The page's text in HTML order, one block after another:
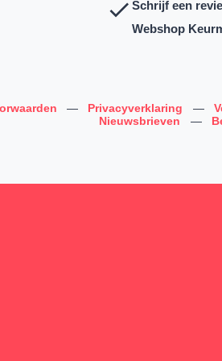
Schrijf een
Webshop
— Privacyverklaring —
Nieuwsbrieven
—